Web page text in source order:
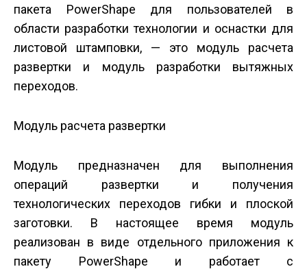
пакета PowerShape для пользователей в
области разработки технологии и оснастки для
листовой штамповки, — это модуль расчета
развертки и модуль разработки вытяжных
переходов.
Модуль расчета развертки
Модуль предназначен для выполнения
операций развертки и получения
технологических переходов гибки и плоской
заготовки. В настоящее время модуль
реализован в виде отдельного приложения к
пакету PowerShape и работает с